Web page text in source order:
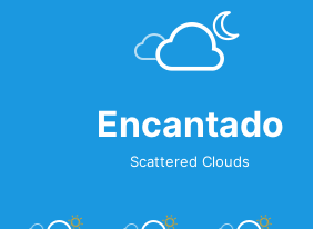
Encantado
Scattered Clouds